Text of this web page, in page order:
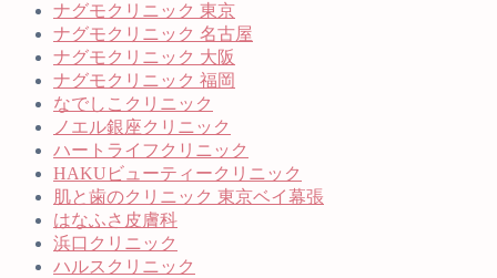
ナグモクリニック 東京
ナグモクリニック 名古屋
ナグモクリニック 大阪
ナグモクリニック 福岡
なでしこクリニック
ノエル銀座クリニック
ハートライフクリニック
HAKUビューティークリニック
肌と歯のクリニック 東京ベイ幕張
はなふさ皮膚科
浜口クリニック
ハルスクリニック